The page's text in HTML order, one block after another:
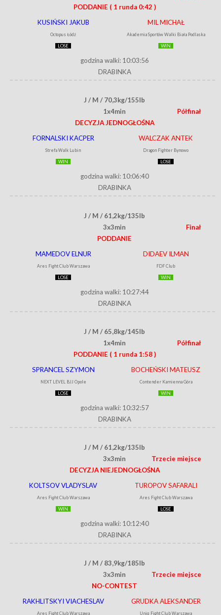
PODDANIE ( 1 runda 0:42 )
KUSIŃSKI JAKUB
Octopus Łódź
LOSE
MIL MICHAŁ
Akademia Sportów Walki Biała Podlaska
WIN
godzina walki: 10:03:56
DRABINKA
J / M / 70,3kg/155lb
1x4min
Półfinał
DECYZJA JEDNOGŁOŚNA
FORNALSKI KACPER
Strefa Walk Lubin
WIN
WALCZAK ANTEK
Dragon Fighter Bynowo
LOSE
godzina walki: 10:06:40
DRABINKA
J / M / 61,2kg/135lb
3x3min
Finał
PODDANIE
MAMEDOV ELNUR
Ares Fight Club Warszawa
LOSE
DIDAEV ILMAN
FDF Club
WIN
godzina walki: 10:27:44
DRABINKA
J / M / 65,8kg/145lb
1x4min
Półfinał
PODDANIE ( 1 runda 1:58 )
SPRANCEL SZYMON
NEXT LEVEL BJJ Opole
LOSE
BOCHEŃSKI MATEUSZ
Contender Kamienna Góra
WIN
godzina walki: 10:32:57
DRABINKA
J / M / 61,2kg/135lb
3x3min
Trzecie miejsce
DECYZJA NIEJEDNOGŁOŚNA
KOLTSOV VLADYSLAV
Ares Fight Club Warszawa
WIN
TUROPOV SAFARALI
Ares Fight Club Warszawa
LOSE
godzina walki: 10:12:40
DRABINKA
J / M / 83,9kg/185lb
3x3min
Trzecie miejsce
NO-CONTEST
RAKHLITSKYI VIACHESLAV
Ares Fight Club Warszawa
GRUDKA ALEKSANDER
Uniq Fight Club Warszawa